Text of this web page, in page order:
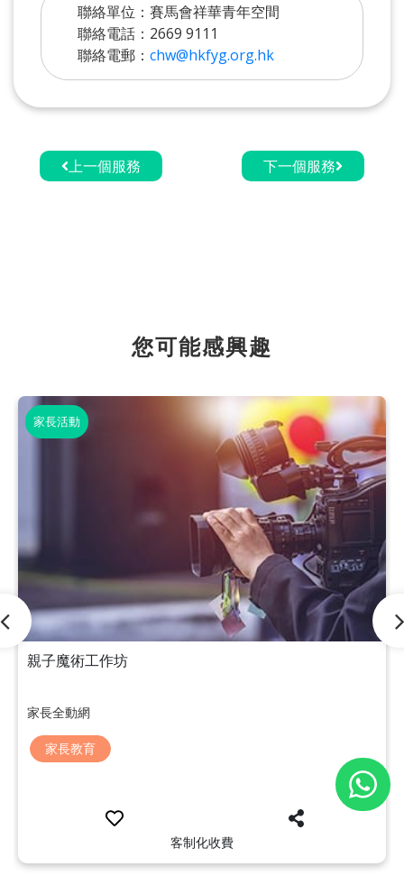
聯絡單位：賽馬會祥華青年空間
聯絡電話：2669 9111
聯絡電郵： chw@hkfyg.org.hk
上一個服務 下一個服務
您可能感興趣
家長活動
親子魔術工作坊
家長全動網
家長教育
客制化收費